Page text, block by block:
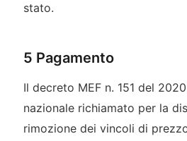
stato.
5 Pagamento
Il decreto MEF n. 151 del
nazionale richiamato per la
rimozione dei vincoli di